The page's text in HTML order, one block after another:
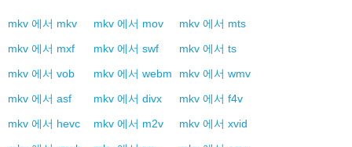
mkv 에서 mkv mkv 에서 mov mkv 에서 mts
mkv 에서 mxf mkv 에서 swf mkv 에서 ts
mkv 에서 vob mkv 에서 webm mkv 에서 wmv
mkv 에서 asf mkv 에서 divx mkv 에서 f4v
mkv 에서 hevc mkv 에서 m2v mkv 에서 xvid